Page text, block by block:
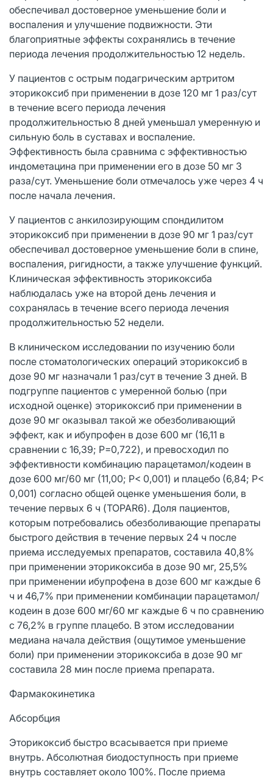
обеспечивал достоверное уменьшение боли и
воспаления и улучшение подвижности. Эти
благоприятные эффекты сохранялись в течение
периода лечения продолжительностью 12 недель.
У пациентов с острым подагрическим артритом
эторикоксиб при применении в дозе 120 мг 1 раз/сут
в течение всего периода лечения
продолжительностью 8 дней уменьшал умеренную и
сильную боль в суставах и воспаление.
Эффективность была сравнима с эффективностью
индометацина при применении его в дозе 50 мг 3
раза/сут. Уменьшение боли отмечалось уже через 4 ч
после начала лечения.
У пациентов с анкилозирующим спондилитом
эторикоксиб при применении в дозе 90 мг 1 раз/сут
обеспечивал достоверное уменьшение боли в спине,
воспаления, ригидности, а также улучшение функций.
Клиническая эффективность эторикоксиба
наблюдалась уже на второй день лечения и
сохранялась в течение всего периода лечения
продолжительностью 52 недели.
В клиническом исследовании по изучению боли
после стоматологических операций эторикоксиб в
дозе 90 мг назначали 1 раз/сут в течение 3 дней. В
подгруппе пациентов с умеренной болью (при
исходной оценке) эторикоксиб при применении в
дозе 90 мг оказывал такой же обезболивающий
эффект, как и ибупрофен в дозе 600 мг (16,11 в
сравнении с 16,39; P=0,722), и превосходил по
эффективности комбинацию парацетамол/кодеин в
дозе 600 мг/60 мг (11,00; P< 0,001) и плацебо (6,84; P<
0,001) согласно общей оценке уменьшения боли, в
течение первых 6 ч (TOPAR6). Доля пациентов,
которым потребовались обезболивающие препараты
быстрого действия в течение первых 24 ч после
приема исследуемых препаратов, составила 40,8%
при применении эторикоксиба в дозе 90 мг, 25,5%
при применении ибупрофена в дозе 600 мг каждые 6
ч и 46,7% при применении комбинации парацетамол/
кодеин в дозе 600 мг/60 мг каждые 6 ч по сравнению
с 76,2% в группе плацебо. В этом исследовании
медиана начала действия (ощутимое уменьшение
боли) при применении эторикоксиба в дозе 90 мг
составила 28 мин после приема препарата.
Фармакокинетика
Абсорбция
Эторикоксиб быстро всасывается при приеме
внутрь. Абсолютная биодоступность при приеме
внутрь составляет около 100%. После приема